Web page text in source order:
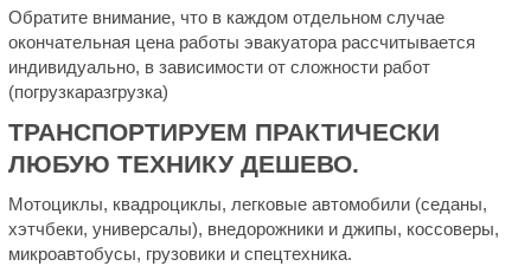
Обратите внимание, что в каждом отдельном случае
окончательная цена работы эвакуатора рассчитывается
индивидуально, в зависимости от сложности работ
(погрузкаразгрузка)
ТРАНСПОРТИРУЕМ ПРАКТИЧЕСКИ
ЛЮБУЮ ТЕХНИКУ ДЕШЕВО.
Мотоциклы, квадроциклы, легковые автомобили (седаны,
хэтчбеки, универсалы), внедорожники и джипы, коссоверы,
микроавтобусы, грузовики и спецтехника.